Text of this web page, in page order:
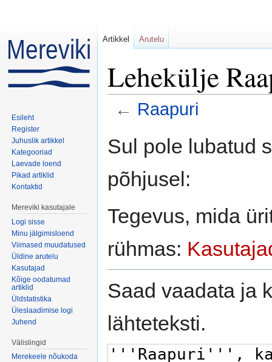
Lehekülje
← Raapuri
Sul pole lubatud
põhjusel:
Tegevus, mida
rühmas:
Saad vaadata ja
lähteteksti.
Artikkel Arutelu
Esileht
Register
Juhuslik artikkel
Kategooriad
Laevade loend
Pikad artiklid
Kontaktid
Mereviki kasutajale
Logi sisse
Minu jälgimisloend
Viimased muudatused
Üldine arutelu
Kasutajad
Kõige oodatumad
artiklid
Üldstatistika
Üleslaadimise logi
Juhend
Välislingid
Merekeele nõukoda